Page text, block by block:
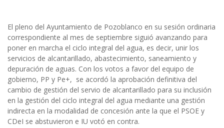
El pleno del Ayuntamiento de Pozoblanco en su sesión ordinaria
correspondiente al mes de septiembre siguió avanzando para
poner en marcha el ciclo integral del agua, es decir, unir los
servicios de alcantarillado, abastecimiento, saneamiento y
depuración de aguas. Con los votos a favor del equipo de
gobierno, PP y Pe+, se acordó la aprobación definitiva del
cambio de gestión del servio de alcantarillado para su inclusión
en la gestión del ciclo integral del agua mediante una gestión
indirecta en la modalidad de concesión ante la que el PSOE y
CDeI se abstuvieron e IU votó en contra.